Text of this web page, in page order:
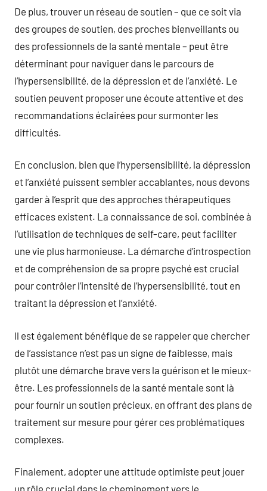
De plus, trouver un réseau de soutien – que ce soit via
des groupes de soutien, des proches bienveillants ou
des professionnels de la santé mentale – peut être
déterminant pour naviguer dans le parcours de
l’hypersensibilité, de la dépression et de l’anxiété. Le
soutien peuvent proposer une écoute attentive et des
recommandations éclairées pour surmonter les
difficultés.
En conclusion, bien que l’hypersensibilité, la dépression
et l’anxiété puissent sembler accablantes, nous devons
garder à l’esprit que des approches thérapeutiques
efficaces existent. La connaissance de soi, combinée à
l’utilisation de techniques de self-care, peut faciliter
une vie plus harmonieuse. La démarche d’introspection
et de compréhension de sa propre psyché est crucial
pour contrôler l’intensité de l’hypersensibilité, tout en
traitant la dépression et l’anxiété.
Il est également bénéfique de se rappeler que chercher
de l’assistance n’est pas un signe de faiblesse, mais
plutôt une démarche brave vers la guérison et le mieux-
être. Les professionnels de la santé mentale sont là
pour fournir un soutien précieux, en offrant des plans de
traitement sur mesure pour gérer ces problématiques
complexes.
Finalement, adopter une attitude optimiste peut jouer
un rôle crucial dans le cheminement vers le